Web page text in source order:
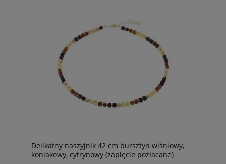
Delikatny naszyjnik 42 cm bursztyn wiśniowy,
koniakowy, cytrynowy (zapięcie pozłacane)